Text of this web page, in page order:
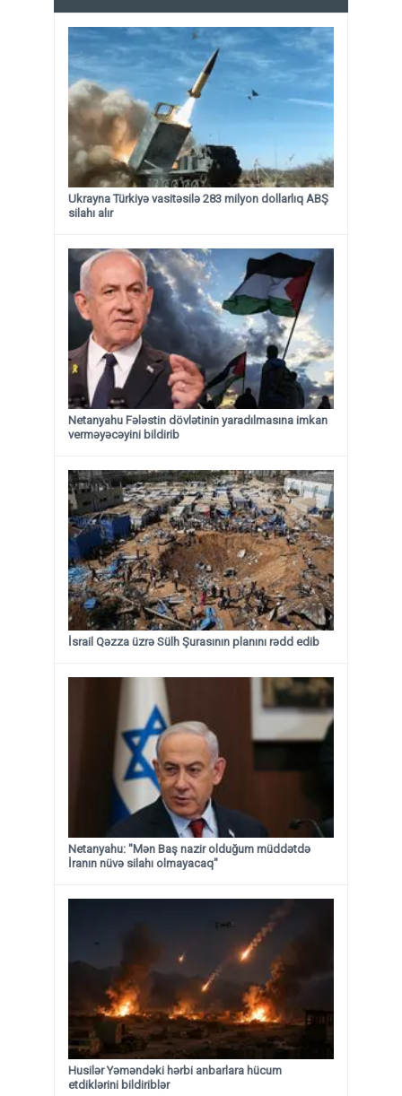
Ukrayna Türkiyə vasitəsilə 283 milyon dollarlıq ABŞ
silahı alır
Netanyahu Fələstin dövlətinin yaradılmasına imkan
verməyəcəyini bildirib
İsrail Qəzza üzrə Sülh Şurasının planını rədd edib
Netanyahu: "Mən Baş nazir olduğum müddətdə
İranın nüvə silahı olmayacaq"
Husilər Yəməndəki hərbi anbarlara hücum
etdiklərini bildiriblər